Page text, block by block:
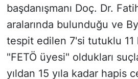
başdanışmanı Doç. Dr.
aralarında bulunduğu ve
tespit edilen 7'si tutuklu 11
"FETÖ üyesi" oldukları
yıldan 15 yıla kadar hapis